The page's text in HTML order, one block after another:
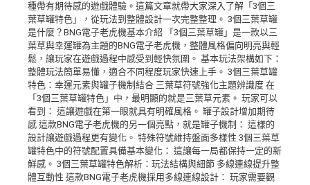
種帶有期待感的遊戲體驗。這篇文章就帶大家深入了解「3個三
葉草罐特色」，從玩法到整體設計一次完整整理。 3個三葉草罐
是什麼？BNG電子老虎機基本介紹 「3個三葉草罐」是一款以三
葉草與幸運罐為主題的BNG電子老虎機，整體風格偏向明亮與輕
鬆，讓玩家在遊戲過程中感受到輕快氛圍。 基本玩法架構如下：
整體玩法簡單易懂，適合不同程度玩家快速上手。 3個三葉草罐
特色：幸運元素與罐子機制結合 三葉草符號強化主題辨識度 在
「3個三葉草罐特色」中，最明顯的就是三葉草元素。 玩家可以
看到： 這讓遊戲在第一眼就具有明確風格。 罐子設計增加期待
感 這款BNG電子老虎機的另一個亮點，就是罐子機制： 這樣的
設計讓遊戲過程更有變化。 特殊符號維持盤面多樣性 3個三葉草
罐特色中的符號配置具備基本變化： 這讓每一局都保持一定的新
鮮感。 3個三葉草罐特色解析：玩法結構與細節 多線連線提升整
體互動性 這款BNG電子老虎機採用多線連線設計： 玩家需要觀